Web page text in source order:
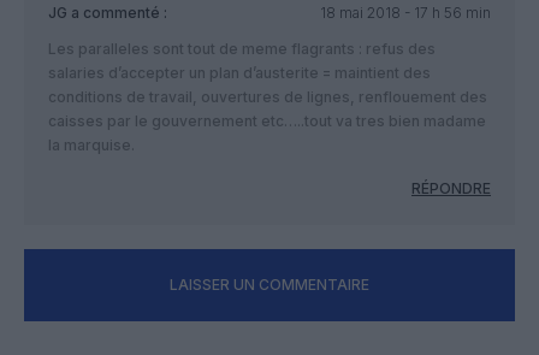
JG a commenté :
18 mai 2018 - 17 h 56 min
Les paralleles sont tout de meme flagrants : refus des
salaries d’accepter un plan d’austerite = maintient des
conditions de travail, ouvertures de lignes, renflouement des
caisses par le gouvernement etc…..tout va tres bien madame
la marquise.
RÉPONDRE
LAISSER UN COMMENTAIRE